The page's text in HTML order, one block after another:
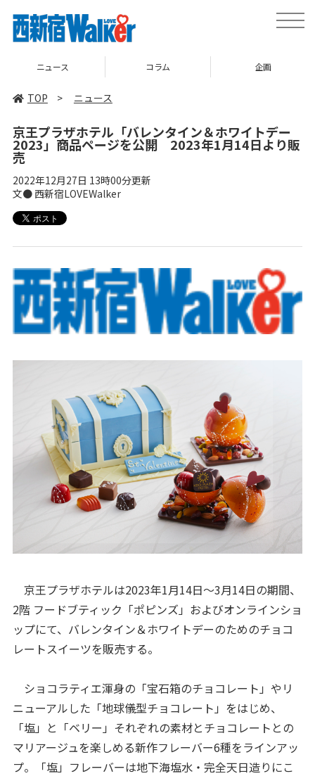
toggle
ニュース コラム 企画
TOP > ニュース
京王プラザホテル「バレンタイン＆ホワイトデー
2023」商品ページを公開 2023年1月14日より販
売
2022年12月27日 13時00分更新
文● 西新宿LOVEWalker
京王プラザホテルは2023年1月14日～3月14日の期間、
2階 フードブティック「ポピンズ」およびオンラインショ
ップにて、バレンタイン＆ホワイトデーのためのチョコ
レートスイーツを販売する。
ショコラティエ渾身の「宝石箱のチョコレート」やリ
ニューアルした「地球儀型チョコレート」をはじめ、
「塩」と「ベリー」それぞれの素材とチョコレートとの
マリアージュを楽しめる新作フレーバー6種をラインアッ
プ。「塩」フレーバーは地下海塩水・完全天日造りにこ